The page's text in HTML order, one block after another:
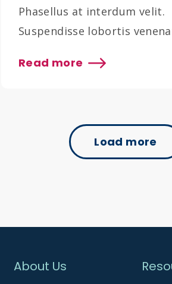
Phasellus at interdum velit.
Suspendisse lobortis
Read more
Load more
About Us